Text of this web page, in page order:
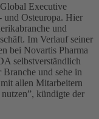
Executive
und Osteuropa. Hier
und
Im Verlauf seiner
bei Novartis Pharma
selbstverständlich
und sehe in
allen Mitarbeitern
kündigte der